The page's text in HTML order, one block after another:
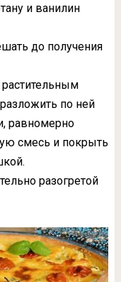
и ванилин
до получения
по ней
равномерно
смесь и покрыть
разогретой